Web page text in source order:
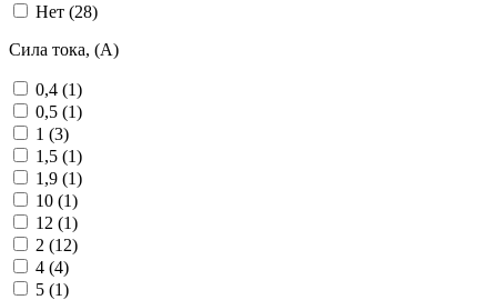
Нет (28)
Сила тока, (А)
0,4 (1)
0,5 (1)
1 (3)
1,5 (1)
1,9 (1)
10 (1)
12 (1)
2 (12)
4 (4)
5 (1)